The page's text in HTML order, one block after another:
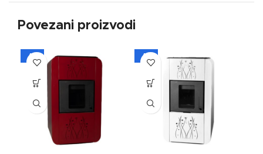
Povezani proizvodi
A+ A+